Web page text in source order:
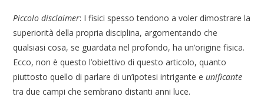
Piccolo disclaimer: I fisici spesso tendono a voler dimostrare la
superiorità della propria disciplina, argomentando che
qualsiasi cosa, se guardata nel profondo, ha un’origine fisica.
Ecco, non è questo l’obiettivo di questo articolo, quanto
piuttosto quello di parlare di un’ipotesi intrigante eunificante
tra due campi che sembrano distanti anni luce.